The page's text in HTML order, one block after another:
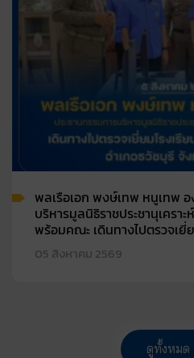
05 สิงหาคม 2569
พลเรือเอก พงษ์เทพ หนูเทพ
บริหารมูลนิธิราชประชานุเครา
พร้อมคณะ เดินทางไปตรวจเยี่
ดูทั้งหมด